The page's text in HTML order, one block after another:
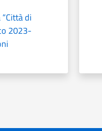
di
2023-